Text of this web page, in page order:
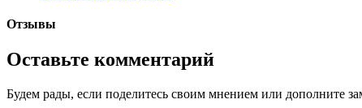
Отзывы
Оставьте комментарий
Будем рады, если поделитесь своим мнением или дополните